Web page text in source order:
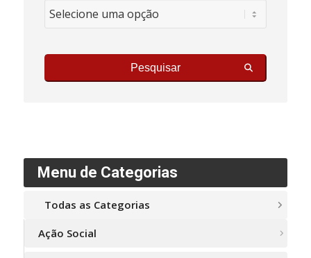
Pesquisar
Menu de Categorias
Todas as Categorias
Ação Social